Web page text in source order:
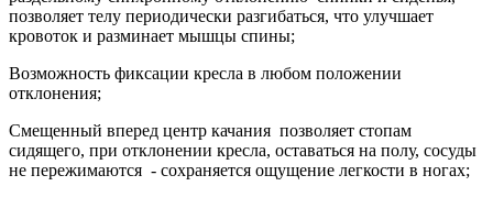
позволяет телу периодически разгибаться, что улучшает
кровоток и разминает мышцы спины;
Возможность фиксации кресла в любом положении
отклонения;
Смещенный вперед центр качания позволяет стопам
сидящего, при отклонении кресла, оставаться на полу, сосуды
не пережимаются - сохраняется ощущение легкости в ногах;